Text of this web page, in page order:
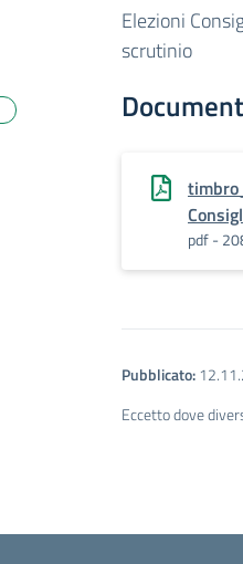
Elezioni
scrutinio
pdf -
Pubblicato:
Eccetto dove